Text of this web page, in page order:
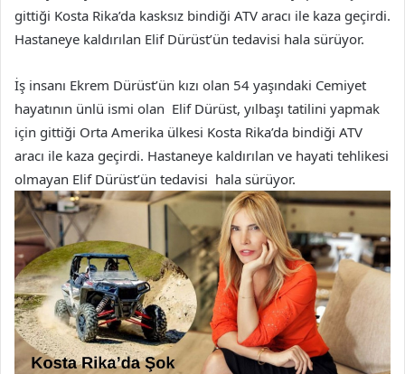
gittiği Kosta Rika’da kasksız bindiği ATV aracı ile kaza geçirdi.
Hastaneye kaldırılan Elif Dürüst’ün tedavisi hala sürüyor.
İş insanı Ekrem Dürüst’ün kızı olan 54 yaşındaki Cemiyet
hayatının ünlü ismi olan Elif Dürüst, yılbaşı tatilini yapmak
için gittiği Orta Amerika ülkesi Kosta Rika’da bindiği ATV
aracı ile kaza geçirdi. Hastaneye kaldırılan ve hayati tehlikesi
olmayan Elif Dürüst’ün tedavisi hala sürüyor.